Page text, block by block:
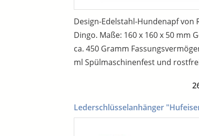
Design-Edelstahl-Hundenapf von
Dingo. Maße: 160 x 160 x 50 mm
ca. 450 Gramm
ml Spülmaschinenfest und
Lederschlüsselanhänger